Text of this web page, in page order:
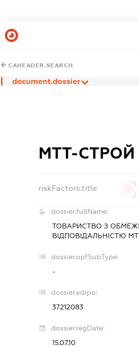
CAHEADER.SEARCH
document.dossier
МТТ-СТРОЙ
riskFactors.title
dossier.fullName:
ТОВАРИСТВО З
ВІДПОВІДАЛЬНІСТЮ
dossier.opfSubType:
-
dossier.edrpo:
37212083
dossier.regDate:
15.07.10